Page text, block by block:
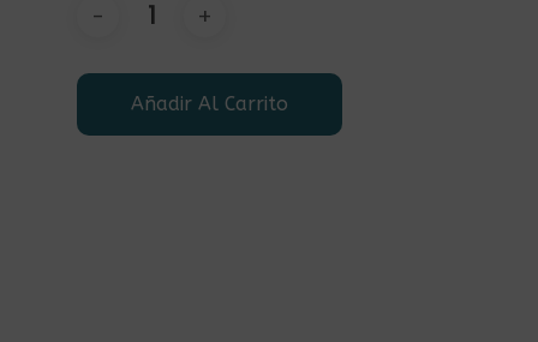
Añadir Al Carrito